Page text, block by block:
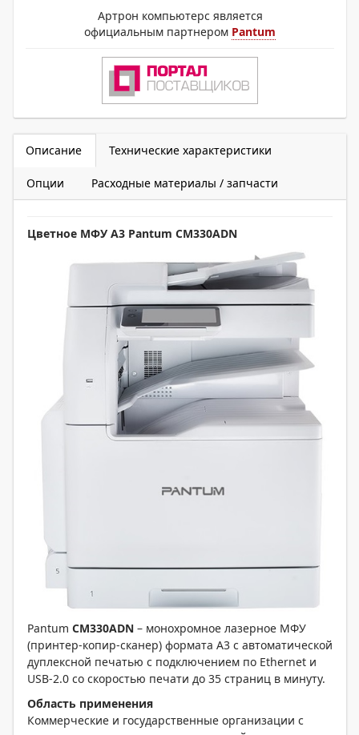
Артрон компьютерс является
официальным партнером Pantum
Описание Технические характеристики
Опции Расходные материалы / запчасти
Цветное МФУ А3 Pantum СM330ADN
Pantum СM330ADN – монохромное лазерное МФУ
(принтер-копир-сканер) формата А3 с автоматической
дуплексной печатью с подключением по Ethernet и
USB-2.0 со скоростью печати до 35 страниц в минуту.
Область применения
Коммерческие и государственные организации с